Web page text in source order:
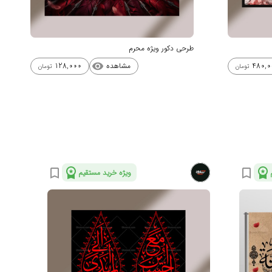
تومان
طرحی دکور ویژه محرم
مشاهده visibility
128,000 تومان
workspace_premium
bookmark_border ویژه خرید مستقیم workspace_premium
bookmark_border